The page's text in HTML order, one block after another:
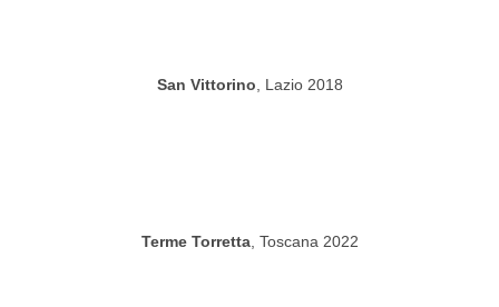
San Vittorino , Lazio 2018
Terme Torretta, Toscana 2022